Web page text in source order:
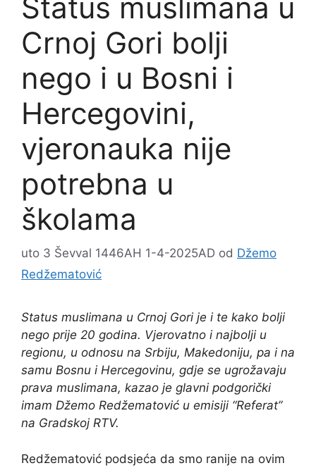
Status muslimana u
Crnoj Gori bolji
nego i u Bosni i
Hercegovini,
vjeronauka nije
potrebna u
školama
uto 3 Ševval 1446AH 1-4-2025AD od Džemo
Redžematović
Status muslimana u Crnoj Gori je i te kako bolji
nego prije 20 godina. Vjerovatno i najbolji u
regionu, u odnosu na Srbiju, Makedoniju, pa i na
samu Bosnu i Hercegovinu, gdje se ugrožavaju
prava muslimana, kazao je glavni podgorički
imam Džemo Redžematović u emisiji “Referat”
na Gradskoj RTV.
Redžematović podsjeća da smo ranije na ovim